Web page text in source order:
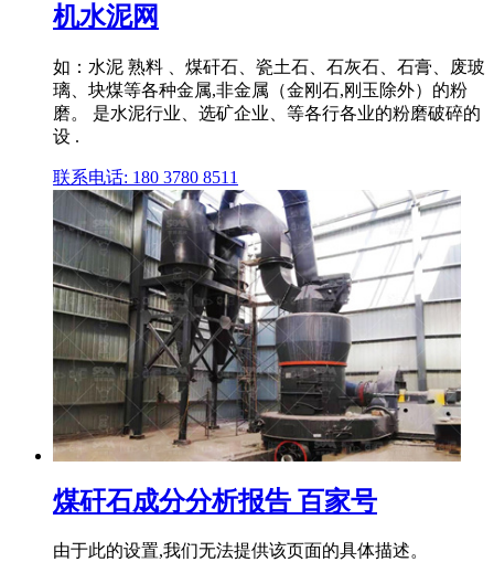
机水泥网
如：水泥 熟料 、煤矸石、瓷土石、石灰石、石膏、废玻
璃、块煤等各种金属,非金属（金刚石,刚玉除外）的粉
磨。 是水泥行业、选矿企业、等各行各业的粉磨破碎的
设 .
联系电话: 180 3780 8511
煤矸石成分分析报告 百家号
由于此的设置,我们无法提供该页面的具体描述。